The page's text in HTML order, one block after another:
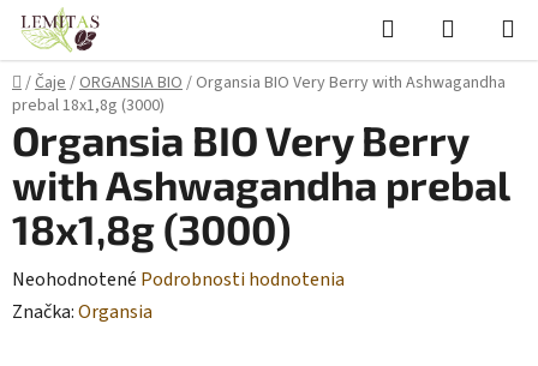
Prejsť
obsah
Hľadať
KOŠÍK
Domov
/Čaje/ORGANSIA BIO/ Organsia BIO Very Berry with Ashwagandha
prebal 18x1,8g (3000)
Organsia BIO Very Berry
with Ashwagandha prebal
18x1,8g (3000)
Priemerné
hodnotenie
Neohodnotené Podrobnosti hodnotenia
Značka:Organsia